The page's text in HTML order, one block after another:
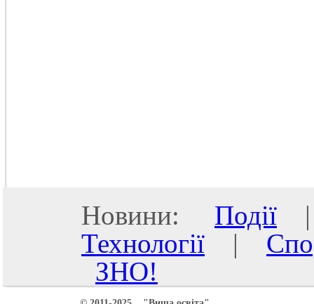
Новини: Події
Технології |
ЗНО!